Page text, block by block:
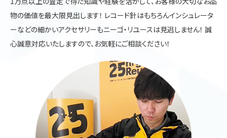
物の価値を最大限見出します！ レコード針はもちろんインシュレータ
ーなどの細かいアクセサリーもニーゴ・リユースは見逃しません！ 誠
心誠意対応いたしますので、お気軽にご相談ください！